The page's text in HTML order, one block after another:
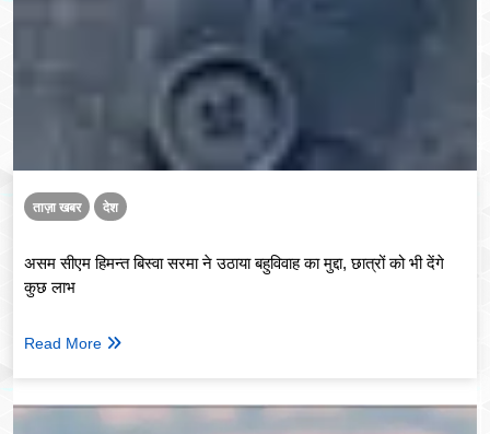
ताज़ा खबर देश
असम सीएम हिमन्त बिस्वा सरमा ने उठाया बहुविवाह का मुद्दा, छात्रों को भी देंगे
कुछ लाभ
Read More